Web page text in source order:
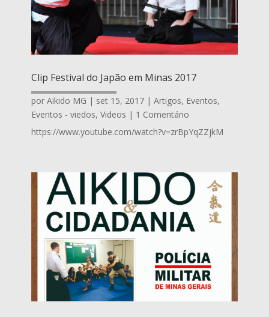
Clip Festival do Japão em Minas 2017
por Aikido MG | set 15, 2017| Artigos, Eventos,
Eventos - viedos, Videos | 1 Comentário
https://www.youtube.com/watch?v=zrBpYqZZjkM